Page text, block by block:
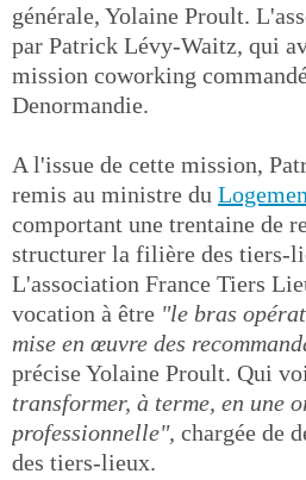
générale, Yolaine Proult.
par Patrick Lévy-Waitz, qui
mission coworking
Denormandie.
A l'issue de cette mission,
remis au ministre du
comportant une trentaine de
structurer la filière des tiers-
L'association France Tiers
vocation à être "le bras
mise en œuvre des
précise Yolaine Proult. Qui
transformer, à terme, en une
professionnelle", chargée de
des tiers-lieux.